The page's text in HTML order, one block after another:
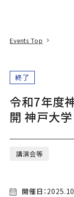
Events Top
終了
令和7年度
開 神戸大学
講演会等
開催日：